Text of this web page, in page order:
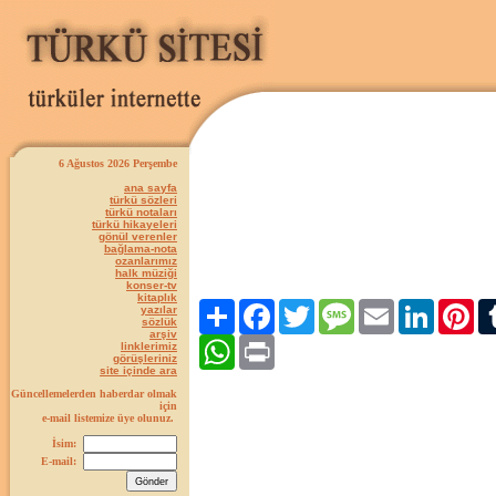
6 Ağustos 2026 Perşembe
ana sayfa
türkü sözleri
türkü notaları
türkü hikayeleri
gönül verenler
bağlama-nota
ozanlarımız
halk müziği
konser-tv
kitaplık
yazılar
sözlük
arşiv
linklerimiz
görüşleriniz
site içinde ara
Güncellemelerden haberdar olmak
için
e-mail listemize üye olunuz.
İsim:
E-mail:
Paylaş FacebookTwitter Message Email LinkedIn
WhatsApp